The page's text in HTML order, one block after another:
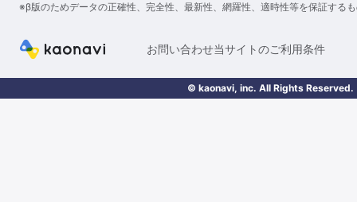
※β版のためデータの正確性、完全性、最新性、網羅性、適時性等を保証する
お問い合わせ当サイトのご利用条件
© kaonavi, inc. All Rights Reserved.